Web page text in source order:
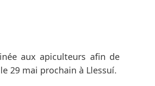
aux apiculteurs afin de
29 mai prochain à Llessuí.